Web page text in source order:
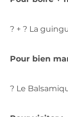
? + ? La
Pour bien
? Le